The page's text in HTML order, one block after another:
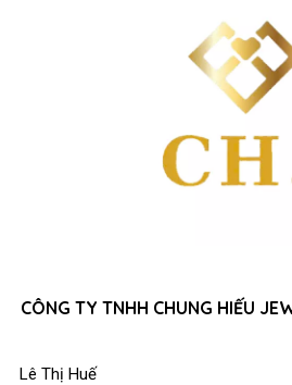
CÔNG TY TNHH CHUNG HIẾU
Lê Thị Huế